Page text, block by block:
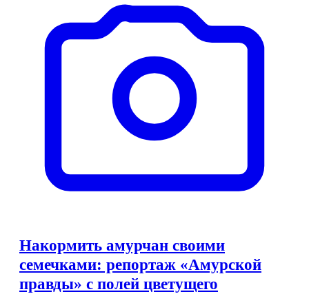
Накормить амурчан своими
семечками: репортаж «Амурской
правды» с полей цветущего